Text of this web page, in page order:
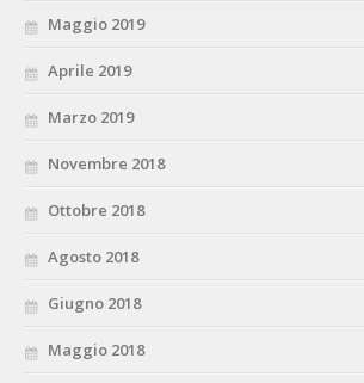
Maggio 2019
Aprile 2019
Marzo 2019
Novembre 2018
Ottobre 2018
Agosto 2018
Giugno 2018
Maggio 2018